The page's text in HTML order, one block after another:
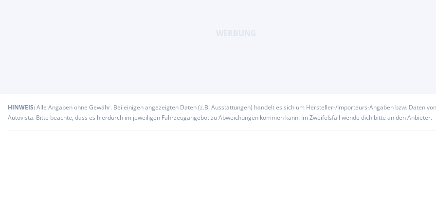
HINWEIS:Alle Angaben ohne Gewähr. Bei einigen angezeigten Daten (z.B. Ausstattungen) handelt es sich um Hersteller-/Importeurs-Angaben bzw. Daten von
Autovista. Bitte beachte, dass es hierdurch im jeweiligen Fahrzeugangebot zu Abweichungen kommen kann. Im Zweifelsfall wende dich bitte an den Anbieter.